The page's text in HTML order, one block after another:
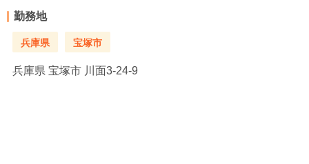
勤務地
兵庫県 宝塚市
兵庫県 宝塚市 川面3-24-9